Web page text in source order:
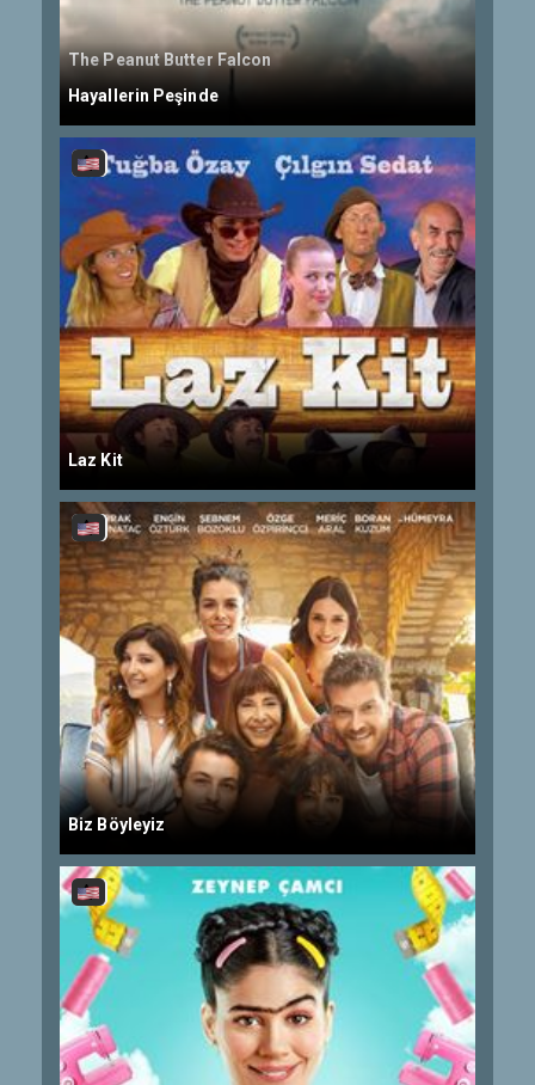
The Peanut Butter Falcon
Hayallerin Peşinde
Laz Kit
Biz Böyleyiz